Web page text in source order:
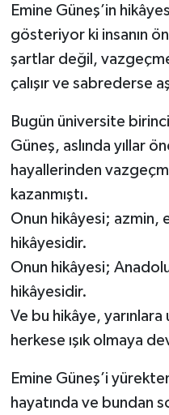
Emine Güneş’in
gösteriyor ki insanın
şartlar değil,
çalışır ve sabrederse
Bugün üniversite
Güneş, aslında yıllar
hayallerinden
kazanmıştı.
Onun hikâyesi; azmin,
hikâyesidir.
Onun hikâyesi;
hikâyesidir.
Ve bu hikâye,
herkese ışık olmaya
Emine Güneş’i
hayatında ve bundan